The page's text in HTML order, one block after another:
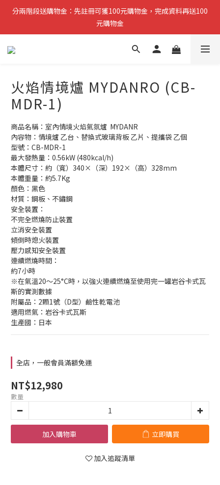
分兩階段送購物金：先註冊可獲100元購物金，完成資料再送100
元購物金
分兩階段送購物金：先註冊可獲100元購物金，完成資料再送100
元購物金
小提醒：先完成註冊即可領取第一筆購物金，稍後再補齊資料可再
複製分享連結給朋友，完成訂單推薦人可獲得200元購物金
分兩階段送購物金：先註冊可獲100元購物金，完成資料再送100
元購物金
火焰情境爐 MYDANRO (CB-
MDR-1)
商品名稱：室內情境火焰氣氛爐  MYDANR
內容物：情境爐 乙台、替換式玻璃背板 乙片、提攜袋 乙個
型號：CB-MDR-1
最大發熱量：0.56kW (480kcal/h)
本體尺寸：約（寬）340×（深）192×（高）328mm
本體重量：約5.7Kg
顏色：黑色
材質：鋼板、不鏽鋼
安全裝置：
不完全燃燒防止裝置
立消安全裝置
傾倒時熄火裝置
壓力感知安全裝置
連續燃燒時間：
約7小時
※在氣溫20～25°C時，以強火連續燃燒至使用完一罐岩谷卡式瓦
斯的實測數據
附屬品：2顆1號（D型）鹼性乾電池
適用燃氣：岩谷卡式瓦斯
生產國：日本
全店，一般會員滿額免運
NT$12,980
數量
加入購物車 立即購買
加入追蹤清單